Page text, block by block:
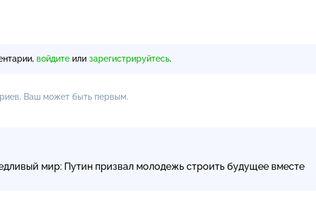
войдите или зарегистрируйтесь.
Ваш может быть первым.
мир: Путин призвал молодежь строить будущее вместе